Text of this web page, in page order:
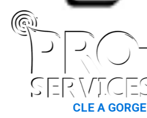
CLE A GORGE